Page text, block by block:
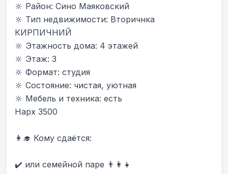
🔆 Район: Сино Маяковский
🔆 Тип недвижимости: Вторичнка
КИРПИЧНИЙ
🔆 Этажность дома: 4 этажей
🔆 Этаж: 3
🔆 Формат: студия
🔆 Состояние: чистая, уютная
🔆 Мебель и техника: есть
Нарх 3500
👩‍🎓 Кому сдаётся:
✔️ или семейной паре 👨‍👩‍👧